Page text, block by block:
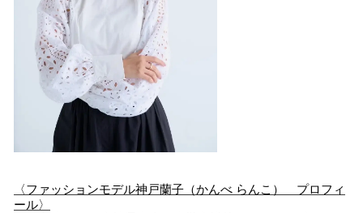
〈ファッションモデル神戸蘭子（かんべ らんこ） プロフィ
ール〉